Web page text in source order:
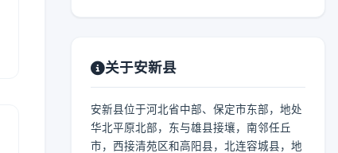
关于安新县
安新县位于河北省中部、保定市东部，地处
华北平原北部，东与雄县接壤，南邻任丘
市，西接清苑区和高阳县，北连容城县，地